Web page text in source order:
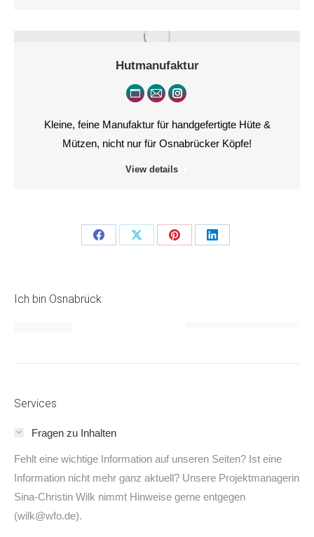
Hutmanufaktur
Kleine, feine Manufaktur für handgefertigte Hüte &
Mützen, nicht nur für Osnabrücker Köpfe!
Persönlicher
Blog
E-
mail
Instagram
View details
Teilen
Teilen
Teilen
Teilen
Ich bin Osnabrück
Services
Fragen zu Inhalten
Fehlt eine wichtige Information auf unseren Seiten? Ist eine
Information nicht mehr ganz aktuell? Unsere Projektmanagerin
Sina-Christin Wilk nimmt Hinweise gerne entgegen
(wilk@wfo.de).